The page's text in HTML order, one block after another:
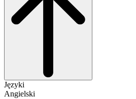
Języki
Angielski